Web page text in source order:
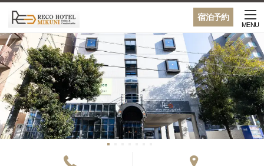
宿泊予約
MENU